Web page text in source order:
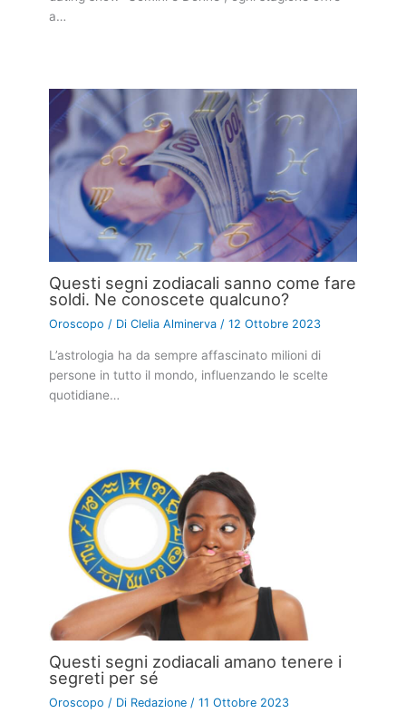
a…
Questi segni zodiacali sanno come fare
soldi. Ne conoscete qualcuno?
Oroscopo / DiClelia Alminerva /12 Ottobre 2023
L’astrologia ha da sempre affascinato milioni di
persone in tutto il mondo, influenzando le scelte
quotidiane…
Questi segni zodiacali amano tenere i
segreti per sé
Oroscopo / Di Redazione/11 Ottobre 2023